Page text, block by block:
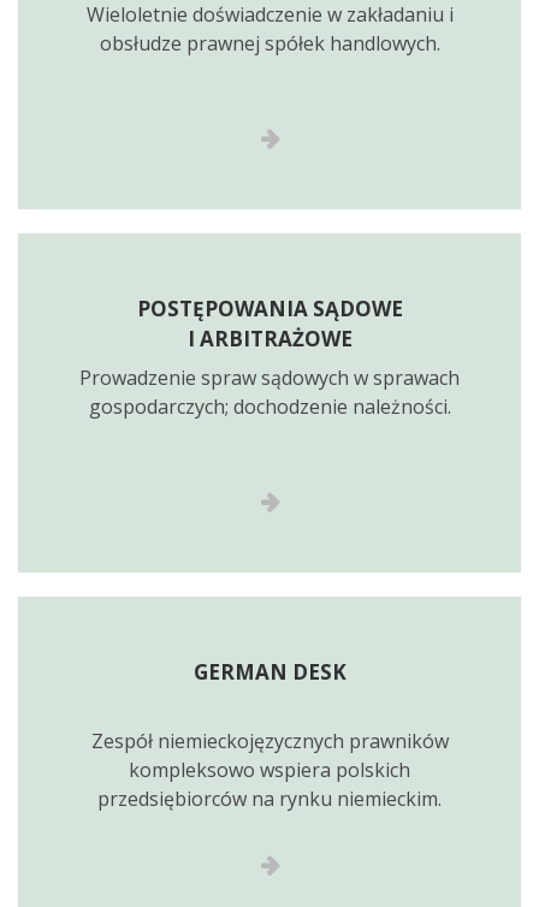
Wieloletnie doświadczenie w zakładaniu i
obsłudze prawnej spółek handlowych.
POSTĘPOWANIA SĄDOWE
I ARBITRAŻOWE
Prowadzenie spraw sądowych w sprawach
gospodarczych; dochodzenie należności.
GERMAN DESK
Zespół niemieckojęzycznych prawników
kompleksowo wspiera polskich
przedsiębiorców na rynku niemieckim.